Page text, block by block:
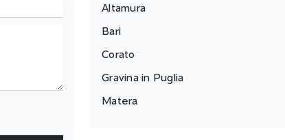
Altamura
Bari
Corato
Gravina in Puglia
Matera